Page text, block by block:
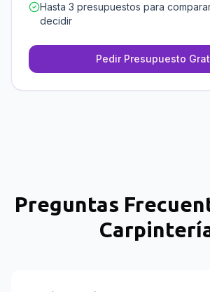
Hasta 3 presupuestos para
decidir
Pedir Presupuesto
Preguntas